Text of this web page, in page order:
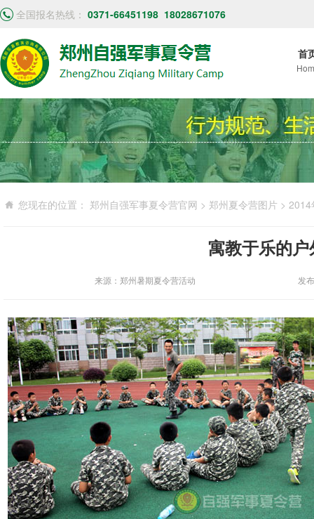
全国报名热线： 0371-66451198 18028671076
首
您现在的位置： 郑州自强军事夏令营官网 > 郑州夏令营图片 > 2014
寓教于乐的
来源：郑州暑期夏令营活动 发